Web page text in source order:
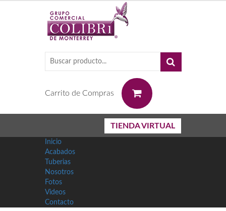
Carrito de Compras
TIENDA VIRTUAL
Inicio
Acabados
Tuberias
Nosotros
Fotos
Videos
Contacto